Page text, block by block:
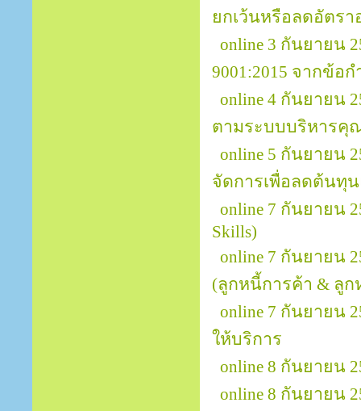
ยกเว้นหรือลดอัตรา
online 3 กันยายน
9001:2015 จากข้อ
online 4 กันยายน
ตามระบบบริหารคุณ
online 5 กันยายน
จัดการเพื่อลดต้นทุ
online 7 กันยายน
Skills)
online 7 กันยายน
(ลูกหนี้การค้า & ลูก
online 7 กันยายน
ให้บริการ
online 8 กันยายน
online 8 กันยายน